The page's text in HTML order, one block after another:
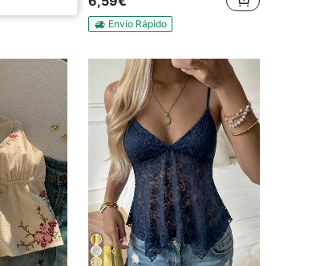
Envio Rápido